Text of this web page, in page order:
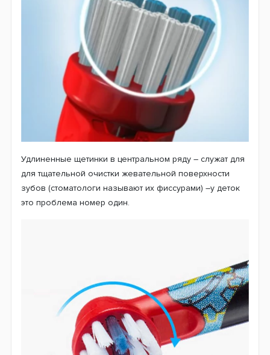
Щетинки ExtraSoft Flowered Bristles
Более длинные щетинки по центру